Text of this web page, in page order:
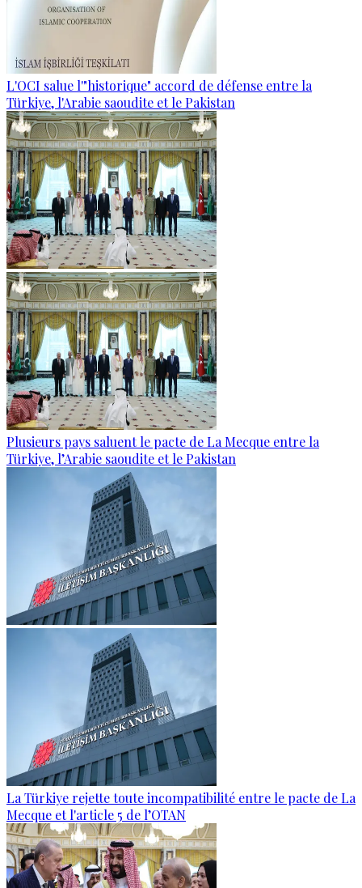
L'OCI salue l'"historique" accord de défense entre la
Türkiye, l'Arabie saoudite et le Pakistan
Plusieurs pays saluent le pacte de La Mecque entre la
Türkiye, l’Arabie saoudite et le Pakistan
La Türkiye rejette toute incompatibilité entre le pacte de La
Mecque et l'article 5 de l’OTAN